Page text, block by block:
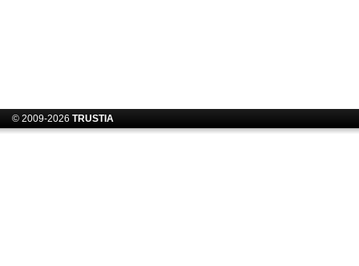
© 2009-2026 TRUSTIA